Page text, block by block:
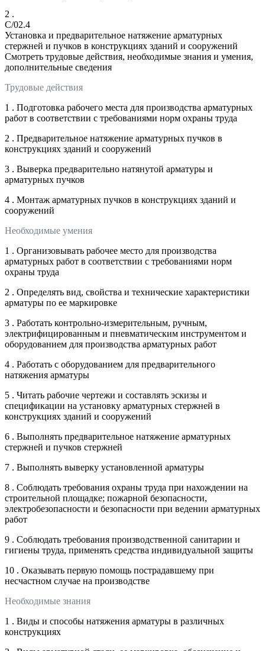
2 .
C/02.4
Установка и предварительное натяжение арматурных
стержней и пучков в конструкциях зданий и сооружений
Смотреть трудовые действия, необходимые знания и умения,
дополнительные сведения
Трудовые действия
1 . Подготовка рабочего места для производства арматурных
работ в соответствии с требованиями норм охраны труда
2 . Предварительное натяжение арматурных пучков в
конструкциях зданий и сооружений
3 . Выверка предварительно натянутой арматуры и
арматурных пучков
4 . Монтаж арматурных пучков в конструкциях зданий и
сооружений
Необходимые умения
1 . Организовывать рабочее место для производства
арматурных работ в соответствии с требованиями норм
охраны труда
2 . Определять вид, свойства и технические характеристики
арматуры по ее маркировке
3 . Работать контрольно-измерительным, ручным,
электрифицированным и пневматическим инструментом и
оборудованием для производства арматурных работ
4 . Работать с оборудованием для предварительного
натяжения арматуры
5 . Читать рабочие чертежи и составлять эскизы и
спецификации на установку арматурных стержней в
конструкциях зданий и сооружений
6 . Выполнять предварительное натяжение арматурных
стержней и пучков стержней
7 . Выполнять выверку установленной арматуры
8 . Соблюдать требования охраны труда при нахождении на
строительной площадке; пожарной безопасности,
электробезопасности и безопасности при ведении арматурных
работ
9 . Соблюдать требования производственной санитарии и
гигиены труда, применять средства индивидуальной защиты
10 . Оказывать первую помощь пострадавшему при
несчастном случае на производстве
Необходимые знания
1 . Виды и способы натяжения арматуры в различных
конструкциях